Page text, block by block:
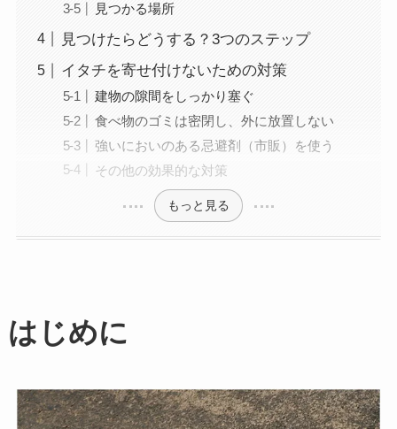
見つかる場所
見つけたらどうする？3つのステップ
イタチを寄せ付けないための対策
建物の隙間をしっかり塞ぐ
食べ物のゴミは密閉し、外に放置しない
強いにおいのある忌避剤（市販）を使う
その他の効果的な対策
もっと見る
はじめに